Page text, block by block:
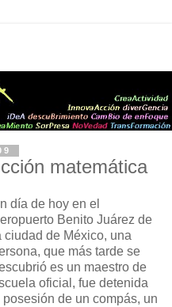
matemática
día de hoy en el
Benito Juárez de
ciudad de México, una
que más tarde se
es un maestro de
oficial, fue detenida
de un compás, un